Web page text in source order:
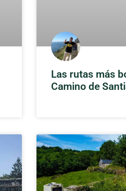
Las rutas más
Camino de